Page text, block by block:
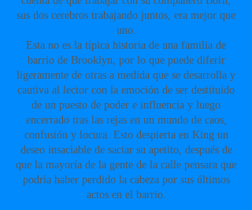
sus dos cerebros trabajando juntos, era mejor que
uno.
Esta no es la típica historia de una familia de
barrio de Brooklyn, por lo que puede diferir
ligeramente de otras a medida que se desarrolla y
cautiva al lector con la emoción de ser destituido
de un puesto de poder e influencia y luego
encerrado tras las rejas en un mundo de caos,
confusión y locura. Esto despierta en King un
deseo insaciable de saciar su apetito, después de
que la mayoría de la gente de la calle pensara que
podría haber perdido la cabeza por sus últimos
actos en el barrio.